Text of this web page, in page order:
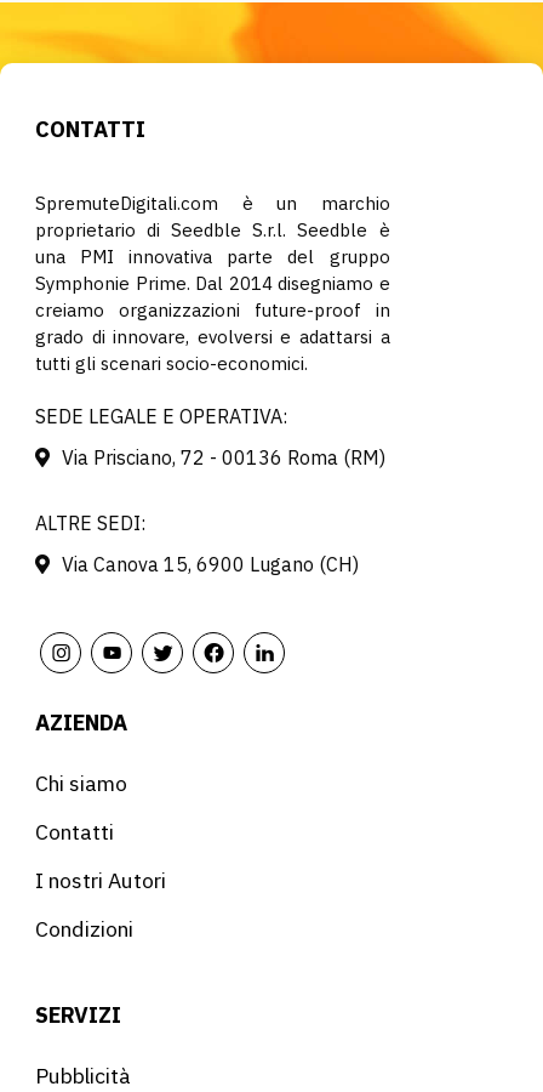
CONTATTI
SpremuteDigitali.com è un marchio
proprietario di Seedble S.r.l. Seedble è
una PMI innovativa parte del gruppo
Symphonie Prime. Dal 2014 disegniamo e
creiamo organizzazioni future-proof in
grado di innovare, evolversi e adattarsi a
tutti gli scenari socio-economici.
SEDE LEGALE E OPERATIVA:
Via Prisciano, 72 - 00136 Roma (RM)
ALTRE SEDI:
Via Canova 15, 6900 Lugano (CH)
AZIENDA
Chi siamo
Contatti
I nostri Autori
Condizioni
SERVIZI
Pubblicità